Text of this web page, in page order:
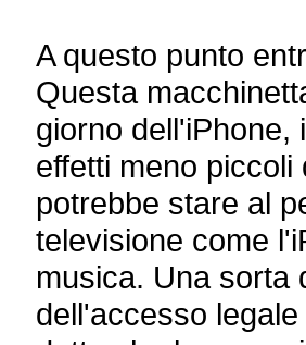
A questo punto
Questa
giorno dell'iPhone,
effetti meno
potrebbe stare al
televisione come
musica. Una sorta
dell'accesso